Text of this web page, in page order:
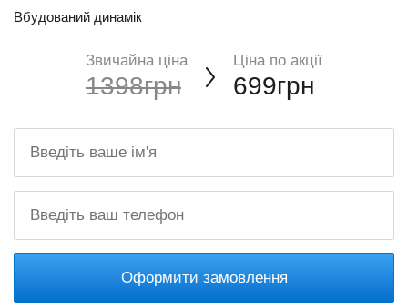
Вбудований динамік
Звичайна ціна
1398грн
Ціна по акції
699грн
Оформити замовлення